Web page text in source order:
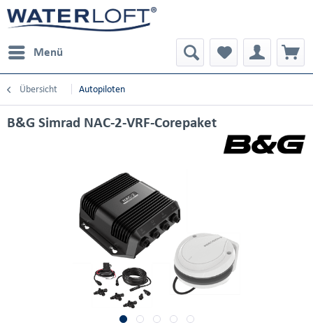
Menü
Übersicht Autopiloten
B&G Simrad NAC-2-VRF-Corepaket